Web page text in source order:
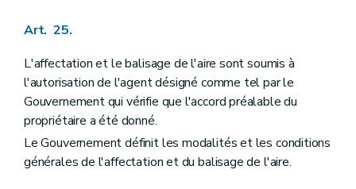
Art. 25.
L'affectation et le balisage de l'aire sont soumis à
l'autorisation de l'agent désigné comme tel par le
Gouvernement qui vérifie que l'accord préalable du
propriétaire a été donné.
Le Gouvernement définit les modalités et les conditions
générales de l'affectation et du balisage de l'aire.